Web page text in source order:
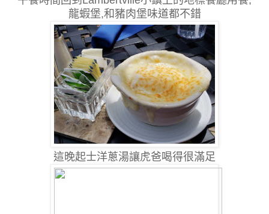
龍蝦堡,和豬肉堡味道都不錯
這晚起士洋蔥湯讓虎爸喝得很滿足